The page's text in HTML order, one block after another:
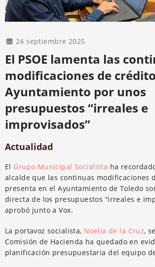
24 septiembre 2025
El PSOE lamenta las
modificaciones de
Ayuntamiento por unos
presupuestos “irreales e
improvisados”
Actualidad
El Grupo Municipal Socialista ha
alcalde que las continuas modificaciones
presenta en el Ayuntamiento de Toledo
directa de los presupuestos “irreales e
aprobó junto a Vox.
La portavoz socialista, Noelia de la Cruz,
Comisión de Hacienda ha quedado en
planificación presupuestaria del equipo